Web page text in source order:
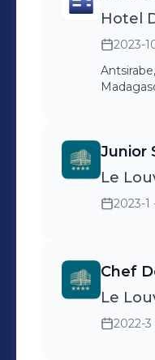
Hotel
2023-
Junior
Le
2023-1
Chef
Le
2022-3